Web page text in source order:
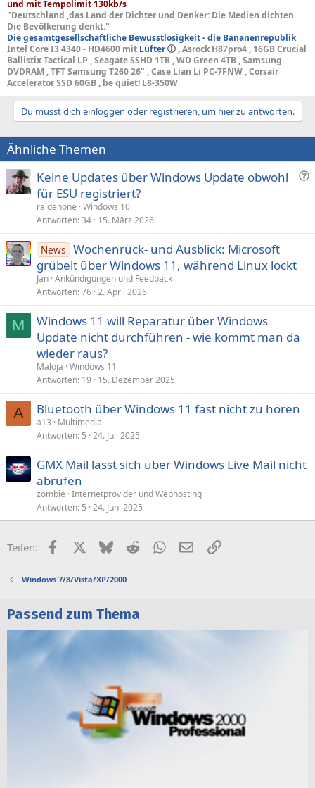
und mit Tempolimit 130kb/s
"Deutschland ,das Land der Dichter und Denker: Die Medien dichten.
Die Bevölkerung denkt."
Die gesamtgesellschaftliche Bewusstlosigkeit - die Bananenrepublik
Intel Core I3 4340 - HD4600 mit Lüfter
, Asrock H87pro4 , 16GB Crucial
Ballistix Tactical LP , Seagate SSHD 1TB , WD Green 4TB , Samsung
DVDRAM , TFT Samsung T260 26" , Case Lian Li PC-7FNW , Corsair
Accelerator SSD 60GB , be quiet! L8-350W
Du musst dich einloggen oder registrieren, um hier zu antworten.
Ähnliche Themen
F
e
Keine Updates über Windows Update obwohl
für ESU registriert?
raidenone Windows 10
Antworten 34 15. März 2026
News Wochenrück- und Ausblick: Microsoft
grübelt über Windows 11, während Linux lockt
Jan Ankündigungen und Feedback
Antworten 76 2. April 2026
M
Windows 11 will Reparatur über Windows
Update nicht durchführen - wie kommt man da
wieder raus?
Maloja Windows 11
Antworten 19 15. Dezember 2025
A Bluetooth über Windows 11 fast nicht zu hören
a13
Multimedia
Antworten 5 24. Juli 2025
GMX Mail lässt sich über Windows Live Mail nicht
abrufen
zombie Internetprovider und Webhosting
Antworten 5 24. Juni 2025
Teilen: FacebookX (Twitter)
BlueskyRedditWhatsApp
E-MailLink
Windows 7/8/Vista/XP/2000
Passend zum Thema